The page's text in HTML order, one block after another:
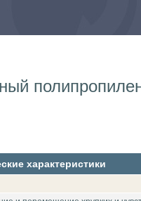
характеристики